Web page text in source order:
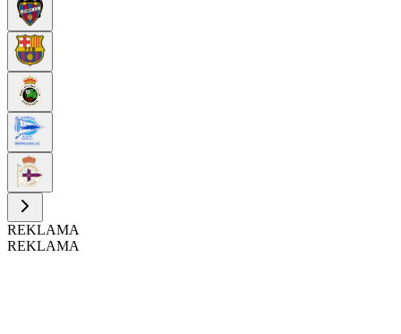
REKLAMA
REKLAMA